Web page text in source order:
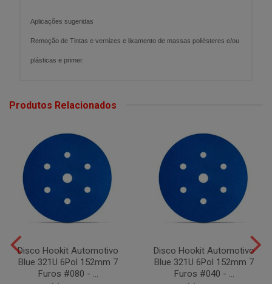
Aplicações sugeridas
Remoção de Tintas e vernizes e lixamento de massas poliésteres e/ou
plásticas e primer.
Produtos Relacionados
Disco Hookit Automotivo
Blue 321U 6Pol 152mm 7
Furos #080 - ...
Disco Hookit Automotivo
Blue 321U 6Pol 152mm 7
Furos #040 - ...